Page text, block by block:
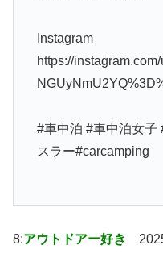
Instagram
https://
#車中泊 #車中泊女子
スラー#carcamping
8:アウトドアー好き